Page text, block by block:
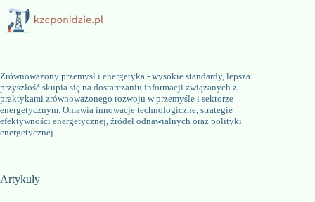
Zrównoważony przemysł i energetyka - wysokie standardy, lepsza
przyszłość skupia się na dostarczaniu informacji związanych z
praktykami zrównoważonego rozwoju w przemyśle i sektorze
energetycznym. Omawia innowacje technologiczne, strategie
efektywności energetycznej, źródeł odnawialnych oraz polityki
energetycznej.
Artykuły